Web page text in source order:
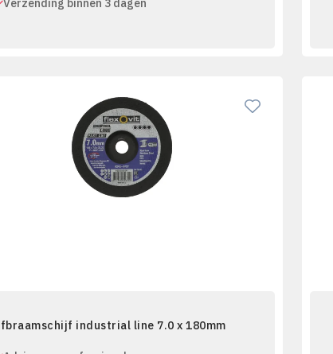
Verzending binnen 3 dagen
industrial line 7.0 x 180mm